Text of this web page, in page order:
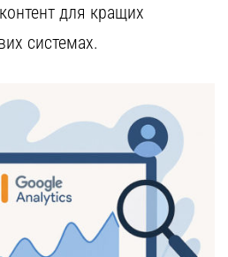
для кращих
системах.